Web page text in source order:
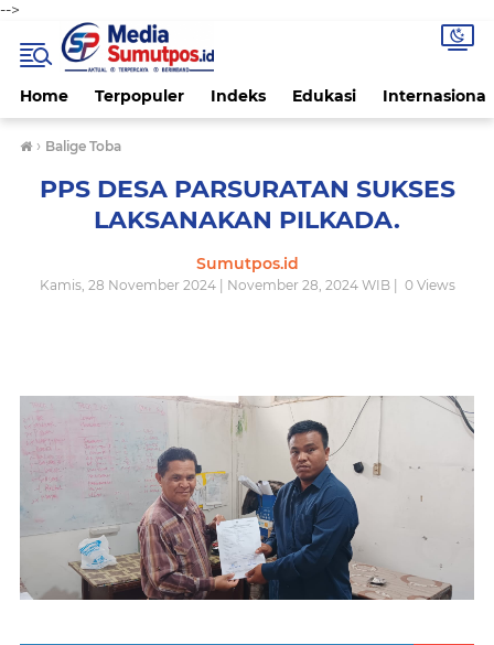
-->
Home Terpopuler Indeks Edukasi Internasional
› Balige Toba
PPS DESA PARSURATAN SUKSES
LAKSANAKAN PILKADA.
Sumutpos.id
Kamis, 28 November 2024 | November 28, 2024 WIB | 0Views